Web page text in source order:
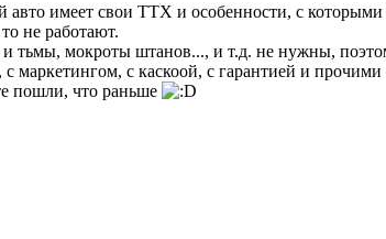
имеет свои ТТХ и особенности, с
не работают.
тьмы, мокроты штанов..., и т.д. не нужны,
маркетингом, с каскоой, с гарантией и
пошли, что раньше